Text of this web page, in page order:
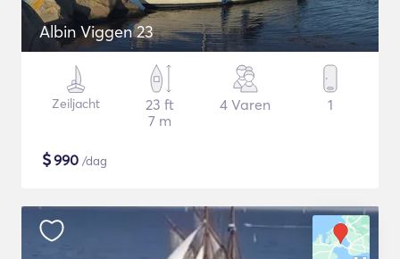
Albin Viggen 23
Zeiljacht
23 ft
7 m
4 Varen 1
$990 /dag